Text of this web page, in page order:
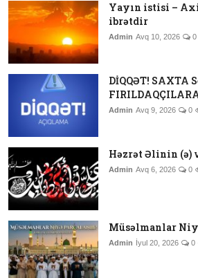
Yayın istisi –
ibrətdir
Admin Avq 10, 2026 0
DİQQƏT! SAXTA
Admin Avq 9, 2026 0
Həzrət Əlinin (ə)
Admin Avq 6, 2026 0
Müsəlmanlar
Admin İyul 20, 2026 0